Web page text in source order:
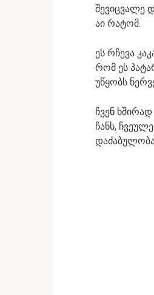
შევიცვალე
აი რატომ.
ეს რჩევა
რომ ეს
უწყობს
ჩვენ
ჩანს,